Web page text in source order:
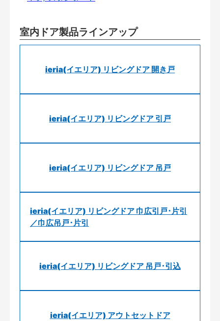
室内ドア製品ラインアップ
ieria(イエリア) リビングドア 開き戸
ieria(イエリア) リビングドア 引戸
ieria(イエリア) リビングドア 吊戸
ieria(イエリア) リビングドア 巾広引戸･片引
／巾広吊戸･片引
ieria(イエリア) リビングドア 吊戸･引込
ieria(イエリア) アウトセットドア